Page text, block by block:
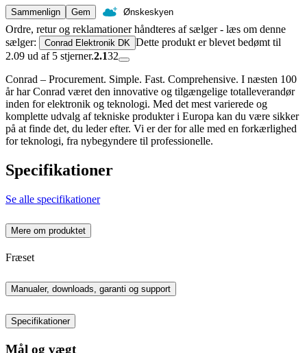
Sammenlign
Gem Ønskeskyen
Ordre, retur og reklamationer håndteres af sælger - læs om denne
sælger:
Conrad Elektronik DK Dette produkt er blevet bedømt til
2.09 ud af 5 stjerner.2.132
Conrad – Procurement. Simple. Fast. Comprehensive. I næsten 100
år har Conrad været den innovative og tilgængelige totalleverandør
inden for elektronik og teknologi. Med det mest varierede og
komplette udvalg af tekniske produkter i Europa kan du være sikker
på at finde det, du leder efter. Vi er der for alle med en forkærlighed
for teknologi, fra nybegyndere til professionelle.
Specifikationer
Se alle specifikationer
Mere om produktet
Fræset
Manualer, downloads, garanti og support
Specifikationer
Mål og vægt